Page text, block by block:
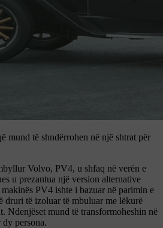
mund të shndërrohen në një shtrat për
Volvo, PV4, u shfaq në verën e
u prezantua një version alternative
PV4 ishte i bazuar në parimin e
druri të izoluar të mbuluar me lëkurë
Ndenjëset mund të transformoheshin në
dy persona.